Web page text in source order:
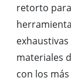
retorto
materiales
con los